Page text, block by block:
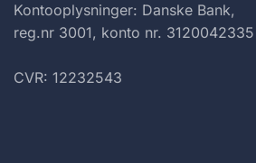
Kontooplysninger: Danske Bank,
reg.nr 3001, konto nr. 3120042335
CVR: 12232543